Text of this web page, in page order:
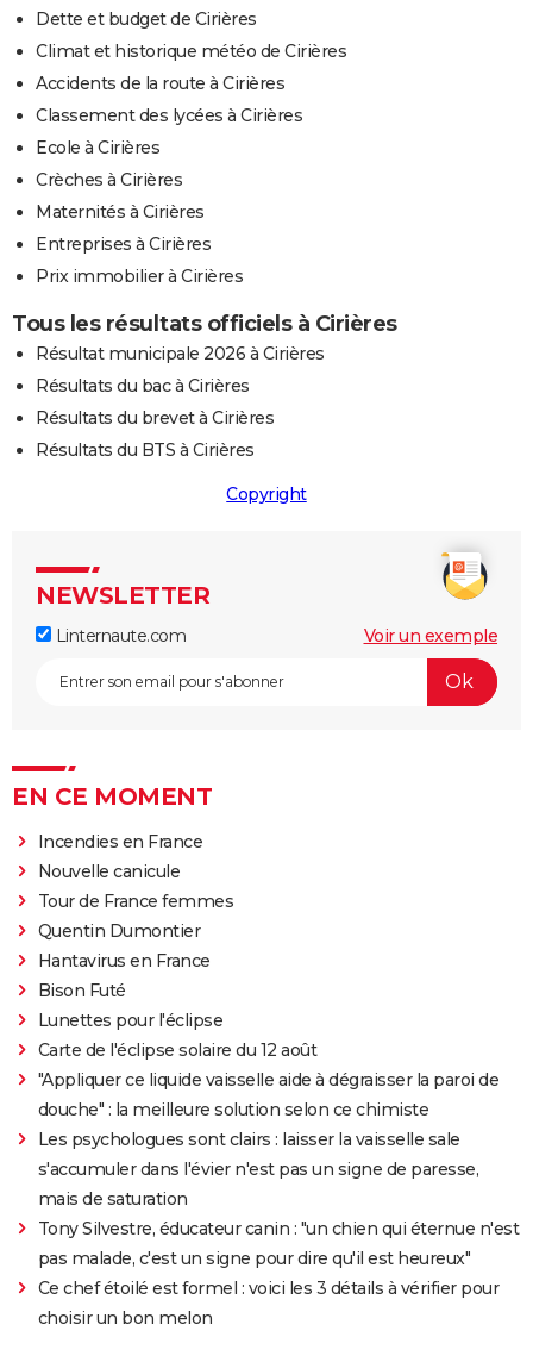
Dette et budget de Cirières
Climat et historique météo de Cirières
Accidents de la route à Cirières
Classement des lycées à Cirières
Ecole à Cirières
Crèches à Cirières
Maternités à Cirières
Entreprises à Cirières
Prix immobilier à Cirières
Tous les résultats officiels à Cirières
Résultat municipale 2026 à Cirières
Résultats du bac à Cirières
Résultats du brevet à Cirières
Résultats du BTS à Cirières
Copyright
NEWSLETTER
Linternaute.com Voir un exemple
EN CE MOMENT
Incendies en France
Nouvelle canicule
Tour de France femmes
Quentin Dumontier
Hantavirus en France
Bison Futé
Lunettes pour l'éclipse
Carte de l'éclipse solaire du 12 août
"Appliquer ce liquide vaisselle aide à dégraisser la paroi de
douche" : la meilleure solution selon ce chimiste
Les psychologues sont clairs : laisser la vaisselle sale
s'accumuler dans l'évier n'est pas un signe de paresse,
mais de saturation
Tony Silvestre, éducateur canin : "un chien qui éternue n'est
pas malade, c'est un signe pour dire qu'il est heureux"
Ce chef étoilé est formel : voici les 3 détails à vérifier pour
choisir un bon melon